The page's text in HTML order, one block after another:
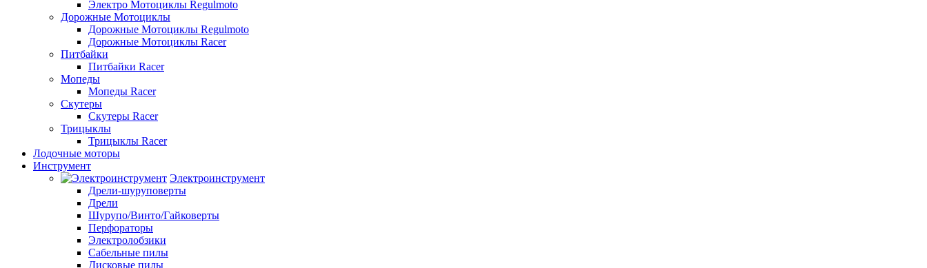
Электро Мотоциклы Regulmoto
Дорожные Мотоциклы
Дорожные Мотоциклы Regulmoto
Дорожные Мотоциклы Racer
Питбайки
Питбайки Racer
Мопеды
Мопеды Racer
Скутеры
Скутеры Racer
Трицыклы
Трицыклы Racer
Лодочные моторы
Инструмент
Электроинструмент
Дрели-шуруповерты
Дрели
Шурупо/Винто/Гайковерты
Перфораторы
Электролобзики
Сабельные пилы
Дисковые пилы